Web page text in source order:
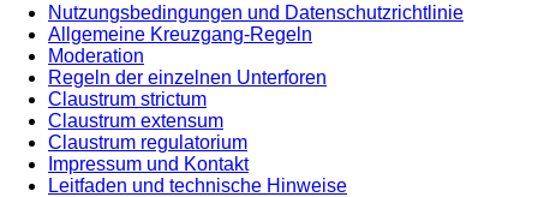
Nutzungsbedingungen und Datenschutzrichtlinie
Allgemeine Kreuzgang-Regeln
Moderation
Regeln der einzelnen Unterforen
Claustrum strictum
Claustrum extensum
Claustrum regulatorium
Impressum und Kontakt
Leitfaden und technische Hinweise